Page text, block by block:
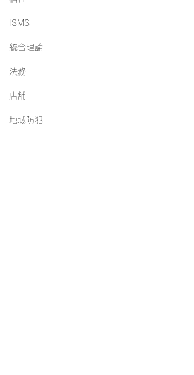
ISMS
統合理論
法務
店舗
地域防犯